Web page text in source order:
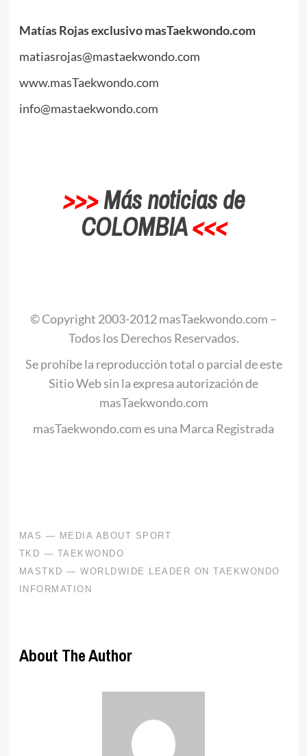
Matías Rojas exclusivo masTaekwondo.com
matiasrojas@mastaekwondo.com
www.masTaekwondo.com
info@mastaekwondo.com
>>>Más noticias de
COLOMBIA<<<
© Copyright 2003-2012 masTaekwondo.com –
Todos los Derechos Reservados.
Se prohíbe la reproducción total o parcial de este
Sitio Web sin la expresa autorización de
masTaekwondo.com
masTaekwondo.com es una Marca Registrada
About The Author